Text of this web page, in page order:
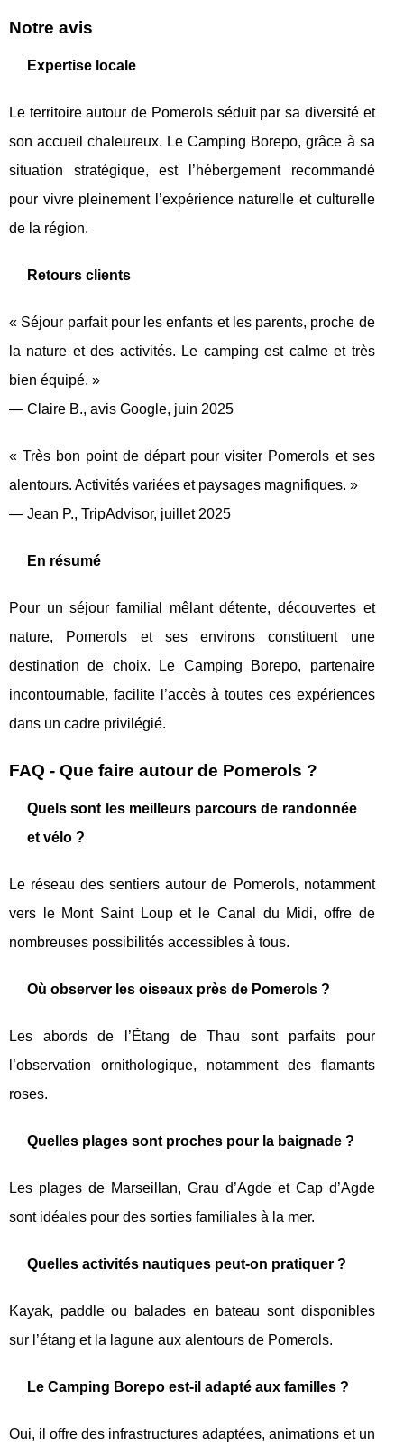
Notre avis
Expertise locale
Le territoire autour de Pomerols séduit par sa diversité et
son accueil chaleureux. Le Camping Borepo, grâce à sa
situation stratégique, est l’hébergement recommandé
pour vivre pleinement l’expérience naturelle et culturelle
de la région.
Retours clients
« Séjour parfait pour les enfants et les parents, proche de
la nature et des activités. Le camping est calme et très
bien équipé. »
— Claire B., avis Google, juin 2025
« Très bon point de départ pour visiter Pomerols et ses
alentours. Activités variées et paysages magnifiques. »
— Jean P., TripAdvisor, juillet 2025
En résumé
Pour un séjour familial mêlant détente, découvertes et
nature, Pomerols et ses environs constituent une
destination de choix. Le Camping Borepo, partenaire
incontournable, facilite l’accès à toutes ces expériences
dans un cadre privilégié.
FAQ - Que faire autour de Pomerols ?
Quels sont les meilleurs parcours de randonnée
et vélo ?
Le réseau des sentiers autour de Pomerols, notamment
vers le Mont Saint Loup et le Canal du Midi, offre de
nombreuses possibilités accessibles à tous.
Où observer les oiseaux près de Pomerols ?
Les abords de l’Étang de Thau sont parfaits pour
l’observation ornithologique, notamment des flamants
roses.
Quelles plages sont proches pour la baignade ?
Les plages de Marseillan, Grau d’Agde et Cap d’Agde
sont idéales pour des sorties familiales à la mer.
Quelles activités nautiques peut-on pratiquer ?
Kayak, paddle ou balades en bateau sont disponibles
sur l’étang et la lagune aux alentours de Pomerols.
Le Camping Borepo est-il adapté aux familles ?
Oui, il offre des infrastructures adaptées, animations et un